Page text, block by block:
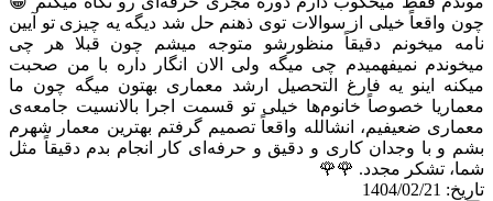
چون واقعاً خیلی از سوالات توی ذهنم حل شد دیگه یه چیزی تو آیین
نامه میخونم دقیقاً منظورشو متوجه میشم چون قبلا هر چی
میخوندم نمیفهمیدم چی میگه ولی الان انگار داره با من صحبت
میکنه اینو یه فارغ التحصیل ارشد معماری بهتون میگه چون ما
معماریا خصوصاً خانوم‌ها خیلی تو قسمت اجرا بالانسیت جامعه‌ی
معماری ضعیفیم، انشالله واقعاً تصمیم گرفتم بهترین معمار شهرم
بشم و با وجدان کاری و دقیق و حرفه‌ای کار انجام بدم دقیقاً مثل
شما، تشکر مجدد. 🌹🌹
تاریخ: 1404/02/21